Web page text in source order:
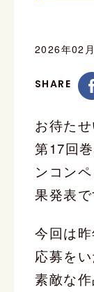
2026年02
SHARE
お待た
第17回
ンコン
果発表で
今回は
応募を
素敵な